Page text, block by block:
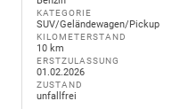
KATEGORIE
SUV/Geländewagen/Pickup
KILOMETERSTAND
10 km
ERSTZULASSUNG
01.02.2026
ZUSTAND
unfallfrei